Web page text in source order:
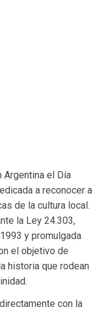
Argentina el Día
a reconocer a
de la cultura local.
la Ley 24.303,
y promulgada
el objetivo de
historia que rodean
con la